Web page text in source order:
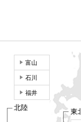
東
富山
石川
福井
北陸